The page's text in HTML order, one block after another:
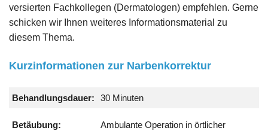
versierten Fachkollegen (Dermatologen) empfehlen. Gerne
schicken wir Ihnen weiteres Informationsmaterial zu
diesem Thema.
Kurzinformationen zur Narbenkorrektur
Behandlungsdauer: 30 Minuten
Betäubung:
Ambulante Operation in örtlicher